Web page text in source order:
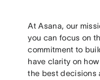
At Asana, our
you can focus on
commitment to
have clarity on
the best decisions